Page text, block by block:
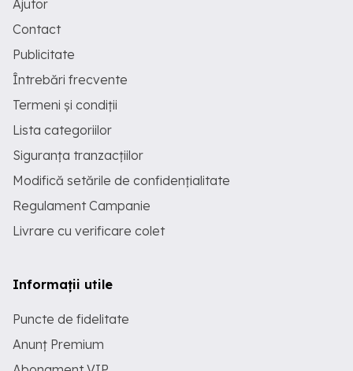
Ajutor
Contact
Publicitate
Întrebări frecvente
Termeni și condiții
Lista categoriilor
Siguranța tranzacțiilor
Modifică setările de confidențialitate
Regulament Campanie
Livrare cu verificare colet
Informații utile
Puncte de fidelitate
Anunț Premium